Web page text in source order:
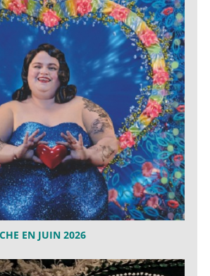
EN JUIN 2026